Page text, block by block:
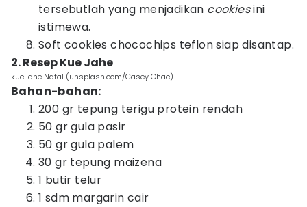
tersebutlah yang menjadikan cookiesini
istimewa.
Soft cookies chocochips teflon siap disantap.
2. Resep Kue Jahe
kue jahe Natal (unsplash.com/Casey Chae)
Bahan-bahan:
200 gr tepung terigu protein rendah
50 gr gula pasir
50 gr gula palem
30 gr tepung maizena
1 butir telur
1 sdm margarin cair